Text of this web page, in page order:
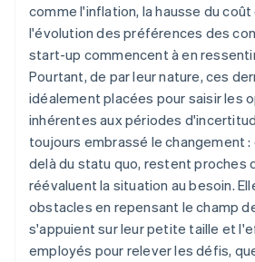
comme l'inflation, la hausse du
l'évolution des préférences des
start-up commencent à en
Pourtant, de par leur nature, ces
idéalement placées pour saisir les
inhérentes aux périodes
toujours embrassé le changement
delà du statu quo, restent proches
réévaluent la situation au besoin.
obstacles en repensant le champ
s'appuient sur leur petite taille et
employés pour relever les défis,